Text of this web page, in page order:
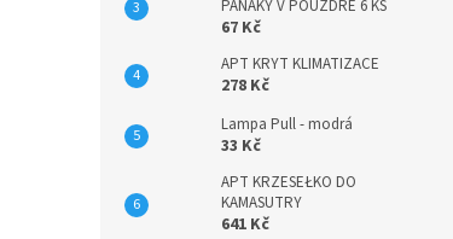
PANÁKY V POUZDŘE 6 KS
67 Kč
APT KRYT KLIMATIZACE
278 Kč
Lampa Pull - modrá
33 Kč
APT KRZESEŁKO DO
KAMASUTRY
641 Kč